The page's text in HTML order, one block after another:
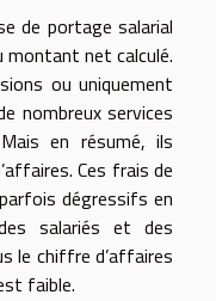
de portage salarial
montant net calculé.
ou uniquement
nombreux services
en résumé, ils
Ces frais de
dégressifs en
salariés et des
le chiffre d’affaires
faible.